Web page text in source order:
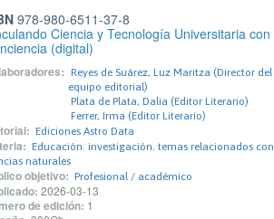
978-980-6511-37-8
Ciencia y Tecnología Universitaria con
(digital)
Reyes de Suárez, Luz Maritza (Director del
equipo editorial)
Plata de Plata, Dalia (Editor Literario)
Ferrer, Irma (Editor Literario)
Ediciones Astro Data
Educación. investigación. temas relacionados
naturales
objetivo: Profesional / académico
2026-03-13
de edición: 1